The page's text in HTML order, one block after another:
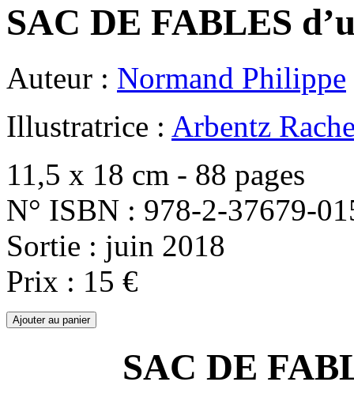
SAC DE FABLES
Auteur : Normand Philippe
Illustratrice : Arbentz
11,5 x 18 cm - 88 pages
N° ISBN : 978-2-37679-
Sortie : juin 2018
Prix : 15 €
SAC DE